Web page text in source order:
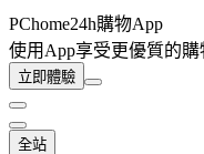
PChome24h購物App
使用App享受更優質的購
立即體驗
全站